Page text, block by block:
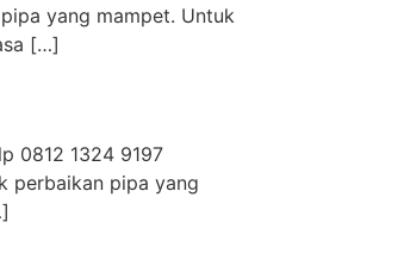
yang mampet. Untuk
[…]
0812 1324 9197
perbaikan pipa yang